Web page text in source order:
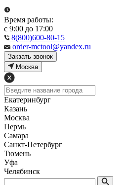
Время работы:
с 9:00 до 17:00
8(800)600-80-15
order-mctool@yandex.ru
Закзать звонок
Москва
Екатеринбург
Казань
Москва
Пермь
Самара
Санкт-Петербург
Тюмень
Уфа
Челябинск